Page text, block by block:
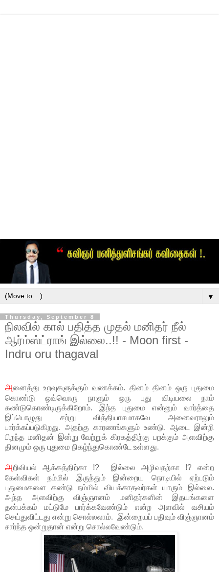
▼
Thursday, September 8
நிலவில் கால் பதித்த முதல் மனிதர் நீல்
ஆர்ம்ஸ்ட்ரா​ங் இல்லை..!! - Moon first -
Indru oru thagaval
அனைத்து உறவுகளுக்கும் வணக்கம். தினம் தினம் ஒரு புதுமை
கொண்டு ஒவ்வொரு நாளும் ஒரு புது விடியலை நாம்
கண்டுகொண்டிருக்கிறோம். இந்த புதுமை என்னும் வார்த்தை
இப்பொழுது சற்று வித்தியாசமாகவே அனைவராலும்
பார்க்கப்படுகிறது. அதற்கு காரணங்களும் உண்டு. ஆடை இன்றி
பிறந்த மனிதன் இன்று வேற்றுக் கிரகத்திற்கு பறக்கும் அளவிற்கு
தினமும் ஒரு புதுமை நிகழ்ந்துகொண்டே உள்ளது.
அறிவியல் ஆக்கத்திற்கா !? இல்லை அழிவதற்கா !? என்ற
கேள்விகள் நம்மில் இருந்தும் இன்றைய நொடியில் ஏற்படும்
புதுமைகளை கண்டு நம்மில் வியக்காதவர்கள் யாரும் இல்லை.
அந்த அளவிற்கு விஞ்ஞானம் மனிதர்களின் இதயங்களை
தன்பக்கம் மட்டுமே பார்க்கவேண்டும் என்ற அளவில் வசியம்
செய்துவிட்டது என்று சொல்லலாம். இன்றையப் பதிவும் விஞ்ஞானம்
சார்ந்த ஒன்றுதான் என்று சொல்லவேண்டும்.